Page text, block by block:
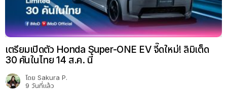
เตรียมเปิดตัว Honda Super-ONE EV จี๊ดใหม่! ลิมิเต็ด
30 คันในไทย 14 ส.ค. นี้
โดย Sakura P.
9 วันที่แล้ว